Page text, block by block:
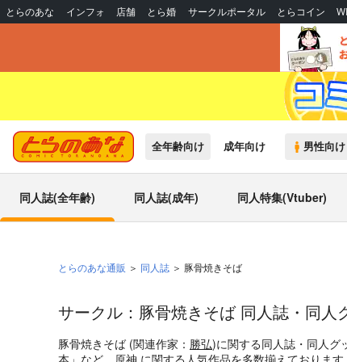
とらのあな インフォ 店舗 とら婚 サークルポータル とらコイン
全年齢向け 成年向け 男性向け
同人誌(全年齢) 同人誌(成年) 同人特集(Vtuber)
とらのあな通販 同人誌 豚骨焼きそば
サークル：豚骨焼きそば 同人誌・同人
豚骨焼きそば (関連作家： 勝弘)に関する同人誌・同人グ
本 」など、 原神 に関する人気作品を多数揃えておりま